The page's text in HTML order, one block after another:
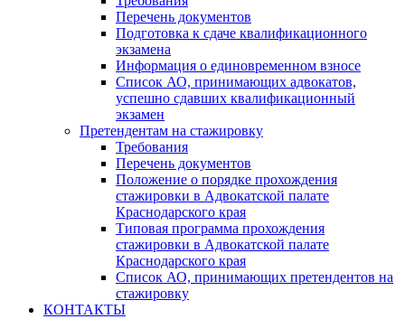
Перечень документов
Подготовка к сдаче квалификационного
экзамена
Информация о единовременном взносе
Список АО, принимающих адвокатов,
успешно сдавших квалификационный
экзамен
Претендентам на стажировку
Требования
Перечень документов
Положение о порядке прохождения
стажировки в Адвокатской палате
Краснодарского края
Типовая программа прохождения
стажировки в Адвокатской палате
Краснодарского края
Список АО, принимающих претендентов на
стажировку
КОНТАКТЫ